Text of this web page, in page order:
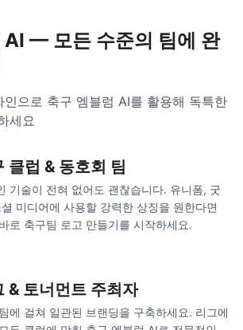
AI — 모든 수준의 팀에 완
으로 축구 엠블럼 AI를 활용해 독특한
세요
클럽 & 동호회 팀
기술이 전혀 없어도 괜찮습니다. 유니폼, 굿
미디어에 사용할 강력한 상징을 원한다면
로 축구팀 로고 만들기를 시작하세요.
& 토너먼트 주최자
에 걸쳐 일관된 브랜딩을 구축하세요. 리그에